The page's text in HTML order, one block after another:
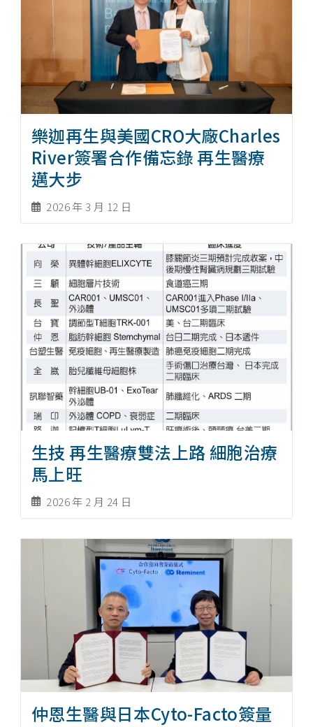
樂迦再生與美國CRO大廠Charles
River簽署合作備忘錄 再生醫療
邁大步
2026 年 3 月 12 日
生技 再生醫療雙法上路 細胞治療
馬上旺
2026 年 2 月 24 日
仲恩生醫與日本Cyto-Facto簽量